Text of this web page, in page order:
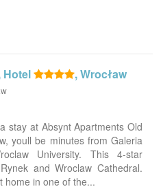
Hotel , Wrocław
stay at Absynt Apartments Old
youll be minutes from Galeria
University. This 4-star
and Wroclaw Cathedral.
home in one of the...